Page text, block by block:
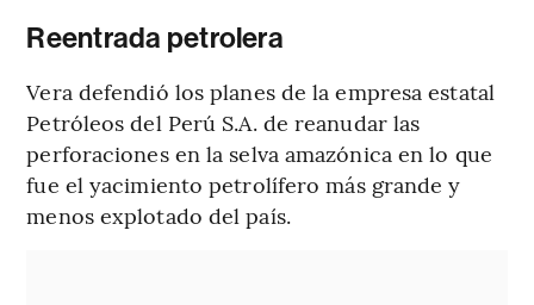
Reentrada petrolera
Vera defendió los planes de la empresa estatal
Petróleos del Perú S.A. de reanudar las
perforaciones en la selva amazónica en lo que
fue el yacimiento petrolífero más grande y
menos explotado del país.